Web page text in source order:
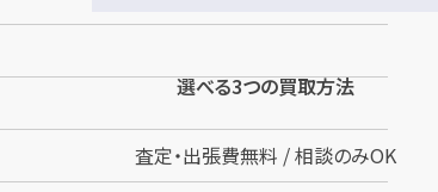
選べる3つの買取方法
査定・出張費無料 / 相談のみOK